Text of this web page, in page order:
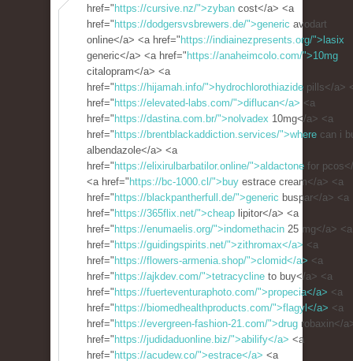
href=" https://cursive.nz/">zyban cost</a> <a
href=" https://dodgersvsbrewers.de/">generic avodart
online</a> <a href=" https://indiainezpresents.org/">lasix
generic</a> <a href=" https://anaheimcolo.com/">10mg
citalopram</a> <a
href=" https://hijamah.info/">hydrochlorothiazide pills</a>
href=" https://elevated-labs.com/">diflucan</a> <a
href=" https://dastina.com.br/">nolvadex 10mg</a> <a
href=" https://brentblackaddiction.services/">where can i
albendazole</a> <a
href=" https://elixirulbarbatilor.online/">aldactone for
<a href=" https://bc-1000.cl/">buy estrace cream</a> <a
href=" https://blackpantherfull.de/">generic buspar</a> <a
href=" https://365flix.net/">cheap lipitor</a> <a
href=" https://enumaelis.org/">indomethacin 25 mg</a> <a
href=" https://guidingspirits.net/">zithromax</a> <a
href=" https://flowers-armenia.shop/">clomid</a> <a
href=" https://ajkdev.com/">tetracycline to buy</a> <a
href=" https://fuerteventuraphoto.com/">propecia</a> <a
href=" https://biomedhealthproducts.com/">flagyl</a> <a
href=" https://evergreen-fashion-21.com/">drug robaxin</
href=" https://judidaduonline.biz/">abilify</a> <a
href=" https://acudew.co/">estrace</a> <a